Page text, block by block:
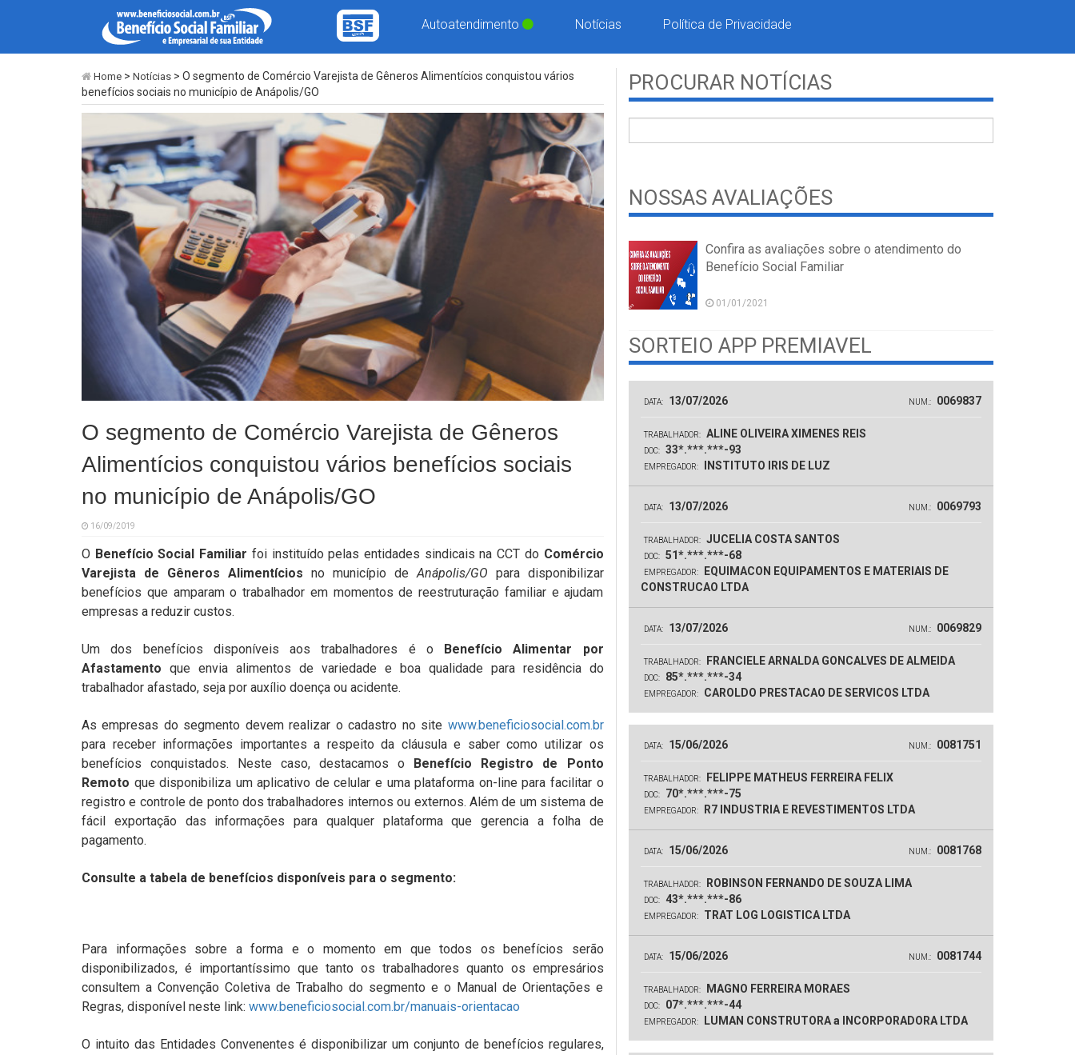
Autoatendimento Notícias Política de Privacidade
Home > Notícias > O segmento de Comércio Varejista de Gêneros Alimentícios conquistou vários
benefícios sociais no município de Anápolis/GO
O segmento de Comércio Varejista de Gêneros
Alimentícios conquistou vários benefícios sociais
no município de Anápolis/GO
16/09/2019
O Benefício Social Familiar foi instituído pelas entidades sindicais na CCT do Comércio
Varejista de Gêneros Alimentícios no município deAnápolis/GO para disponibilizar
benefícios que amparam o trabalhador em momentos de reestruturação familiar e ajudam
empresas a reduzir custos.
Um dos benefícios disponíveis aos trabalhadores é o Benefício Alimentar por
Afastamento que envia alimentos de variedade e boa qualidade para residência do
trabalhador afastado, seja por auxílio doença ou acidente.
As empresas do segmento devem realizar o cadastro no site www.beneficiosocial.com.br
para receber informações importantes a respeito da cláusula e saber como utilizar os
benefícios conquistados. Neste caso, destacamos o Benefício Registro de Ponto
Remoto que disponibiliza um aplicativo de celular e uma plataforma on-line para facilitar o
registro e controle de ponto dos trabalhadores internos ou externos. Além de um sistema de
fácil exportação das informações para qualquer plataforma que gerencia a folha de
pagamento.
Consulte a tabela de benefícios disponíveis para o segmento:
Para informações sobre a forma e o momento em que todos os benefícios serão
disponibilizados, é importantíssimo que tanto os trabalhadores quanto os empresários
consultem a Convenção Coletiva de Trabalho do segmento e o Manual de Orientações e
Regras, disponível neste link: www.beneficiosocial.com.br/manuais-orientacao
O intuito das Entidades Convenentes é disponibilizar um conjunto de benefícios regulares,
PROCURAR NOTÍCIAS
NOSSAS AVALIAÇÕES
Confira as avaliações sobre o atendimento do
Benefício Social Familiar
01/01/2021
SORTEIO APP PREMIAVEL
DATA: 13/07/2026 NUM.: 0069837
TRABALHADOR: ALINE OLIVEIRA XIMENES REIS
DOC: 33*.***.***-93
EMPREGADOR: INSTITUTO IRIS DE LUZ
DATA: 13/07/2026 NUM.: 0069793
TRABALHADOR: JUCELIA COSTA SANTOS
DOC: 51*.***.***-68
EMPREGADOR:
EQUIMACON EQUIPAMENTOS E MATERIAIS DE
CONSTRUCAO LTDA
DATA: 13/07/2026 NUM.: 0069829
TRABALHADOR: FRANCIELE ARNALDA GONCALVES DE ALMEIDA
DOC: 85*.***.***-34
EMPREGADOR: CAROLDO PRESTACAO DE SERVICOS LTDA
DATA: 15/06/2026 NUM.: 0081751
TRABALHADOR: FELIPPE MATHEUS FERREIRA FELIX
DOC: 70*.***.***-75
EMPREGADOR: R7 INDUSTRIA E REVESTIMENTOS LTDA
DATA: 15/06/2026 NUM.: 0081768
TRABALHADOR: ROBINSON FERNANDO DE SOUZA LIMA
DOC: 43*.***.***-86
EMPREGADOR: TRAT LOG LOGISTICA LTDA
DATA: 15/06/2026 NUM.: 0081744
TRABALHADOR: MAGNO FERREIRA MORAES
DOC: 07*.***.***-44
EMPREGADOR: LUMAN CONSTRUTORA a INCORPORADORA LTDA